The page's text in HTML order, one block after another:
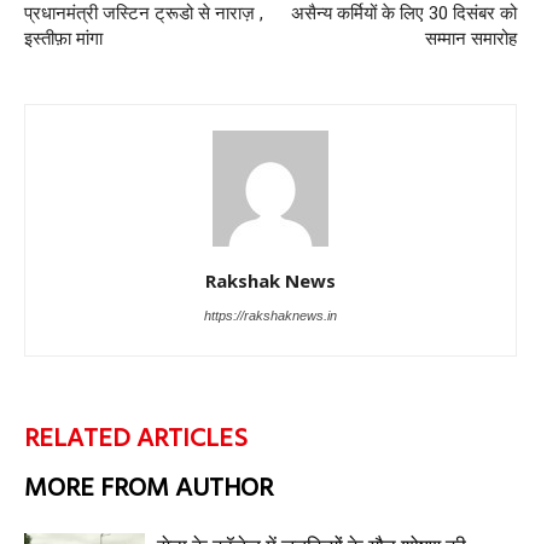
प्रधानमंत्री जस्टिन ट्रूडो से नाराज़ ,
इस्तीफ़ा मांगा
असैन्य कर्मियों के लिए 30 दिसंबर को
सम्मान समारोह
Rakshak News
https://rakshaknews.in
RELATED ARTICLES
MORE FROM AUTHOR